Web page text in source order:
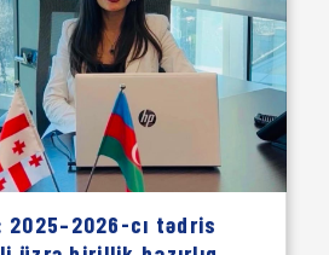
cı tədris